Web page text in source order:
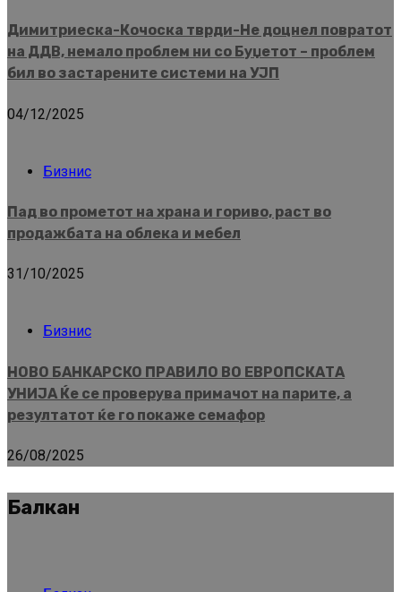
Димитриеска-Кочоска тврди-Не доцнел повратот
на ДДВ, немало проблем ни со Буџетот – проблем
бил во застарените системи на УЈП
04/12/2025
Бизнис
Пад во прометот на храна и гориво, раст во
продажбата на облека и мебел
31/10/2025
Бизнис
НОВО БАНКАРСКО ПРАВИЛО ВО ЕВРОПСКАТА
УНИЈА Ќе се проверува примачот на парите, а
резултатот ќе го покаже семафор
26/08/2025
Балкан